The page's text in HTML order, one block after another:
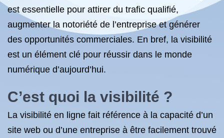
est essentielle pour attirer du trafic qualifié,
augmenter la notoriété de l’entreprise et générer
des opportunités commerciales. En bref, la visibilité
est un élément clé pour réussir dans le monde
numérique d’aujourd’hui.
C’est quoi la visibilité ?
La visibilité en ligne fait référence à la capacité d’un
site web ou d’une entreprise à être facilement trouvé